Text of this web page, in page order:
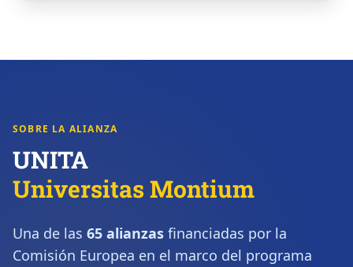
SOBRE LA ALIANZA
UNITA
Universitas Montium
Una de las 65 alianzas financiadas por la
Comisión Europea en el marco del programa